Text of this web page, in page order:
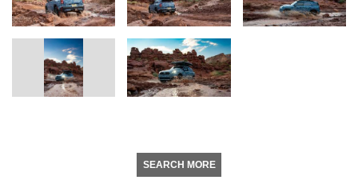
SEARCH MORE